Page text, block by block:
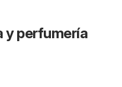
y perfumería